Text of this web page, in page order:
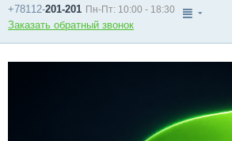
+78112-201-201 Пн-Пт: 10:00 - 18:30
Заказать обратный звонок